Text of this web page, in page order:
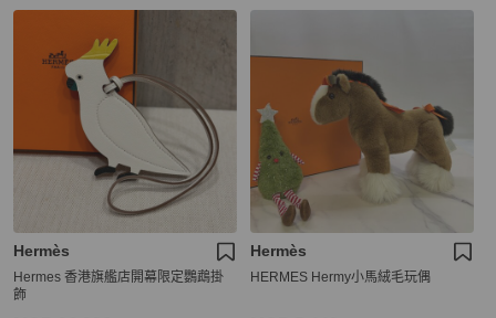
Hermès
Hermes 香港旗艦店開幕限定鸚鵡掛
飾
Hermès
HERMES Hermy小馬絨毛玩偶